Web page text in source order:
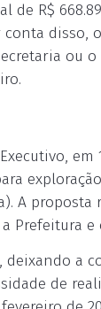
R$
disso,
ou
em
A proposta
e
a
de